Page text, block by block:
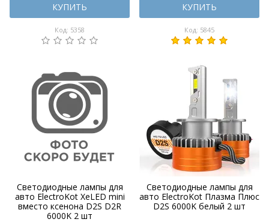
КУПИТЬ
Код: 5358
КУПИТЬ
Код: 5845
Светодиодные лампы для
авто ElectroKot XeLED mini
вместо ксенона D2S D2R
6000K 2 шт
Светодиодные лампы для
авто ElectroKot Плазма Плюс
D2S 6000K белый 2 шт